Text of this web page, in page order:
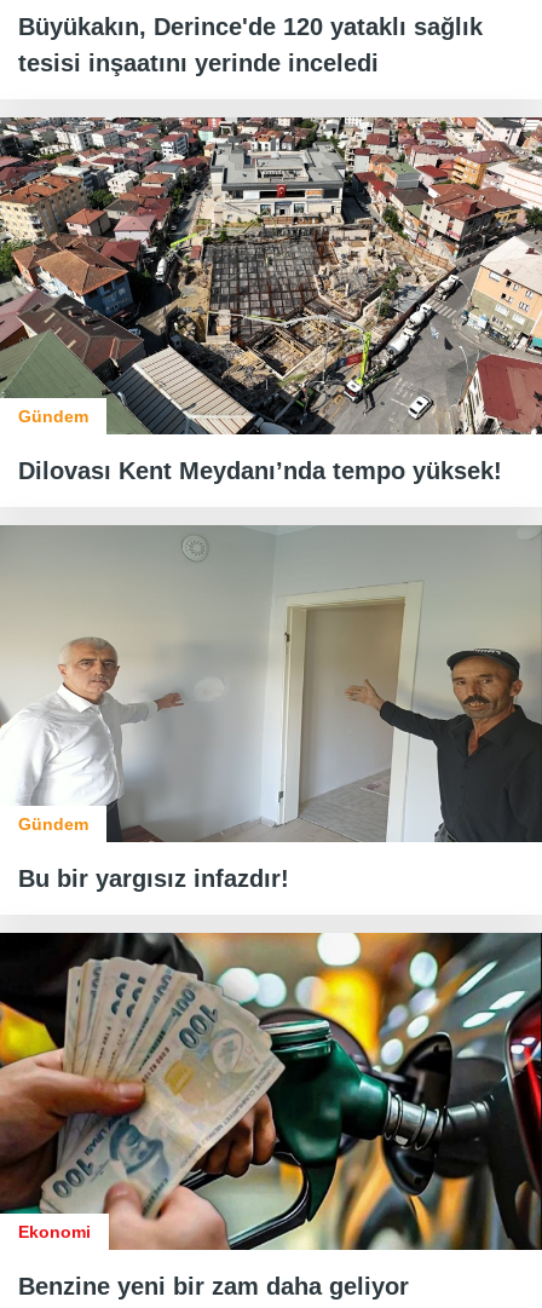
Büyükakın, Derince'de 120 yataklı sağlık
tesisi inşaatını yerinde inceledi
Gündem
Dilovası Kent Meydanı’nda tempo yüksek!
Gündem
Bu bir yargısız infazdır!
Ekonomi
Benzine yeni bir zam daha geliyor